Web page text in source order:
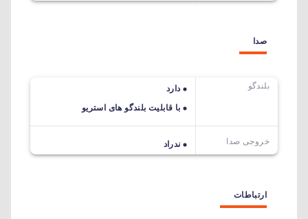
صدا
بلندگو
دارد
با قابلیت بلندگو های استریو
خروجی صدا ندراد
ارتباطات